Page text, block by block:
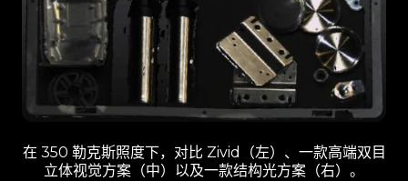
在 350 勒克斯照度下，对比 Zivid（左）、一款高端双目
立体视觉方案（中）以及一款结构光方案（右）。